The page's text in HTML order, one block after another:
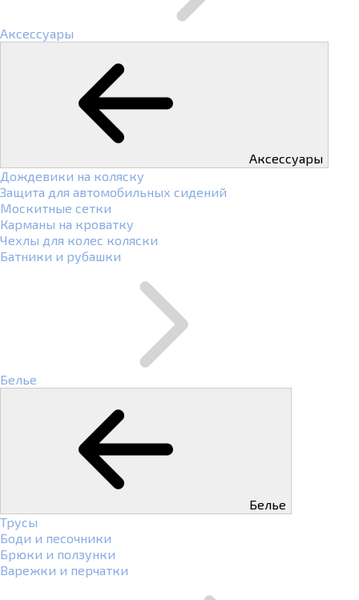
Аксессуары
Аксессуары
Дождевики на коляску
Защита для автомобильных сидений
Москитные сетки
Карманы на кроватку
Чехлы для колес коляски
Батники и рубашки
Белье
Белье
Трусы
Боди и песочники
Брюки и ползунки
Варежки и перчатки